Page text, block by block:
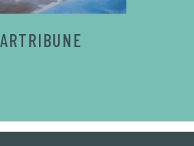
ARTRIBUNE